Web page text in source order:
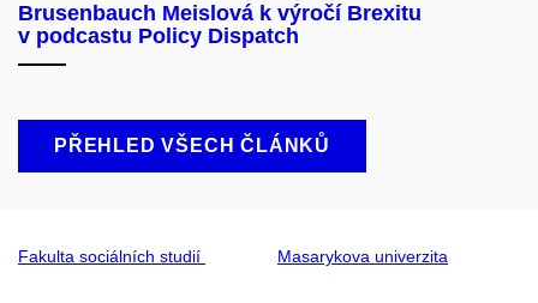
Brusenbauch Meislová k výročí Brexitu
v podcastu Policy Dispatch
PŘEHLED VŠECH ČLÁNKŮ
Fakulta sociálních studií Masarykova univerzita